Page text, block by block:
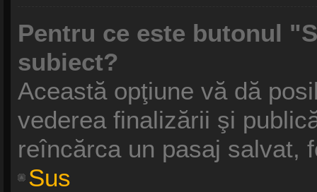
Pentru ce este butonul
subiect?
Această opţiune vă dă
vederea finalizării şi
reîncărca un pasaj salvat,
Sus